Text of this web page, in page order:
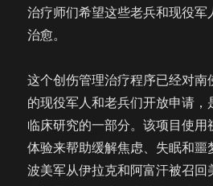
教
说
治疗师们希望这些老兵和现役军
治愈。
这个创伤管理治疗程序已经对南
的现役军人和老兵们开放申请，
临床研究的一部分。该项目使
体验来帮助缓解焦虑、失眠和噩
波美军从伊拉克和阿富汗被召回